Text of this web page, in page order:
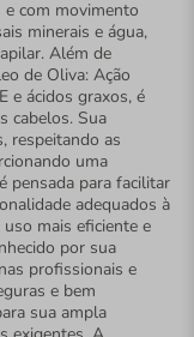
com movimento
minerais e água,
Além de
de Oliva: Ação
e ácidos graxos, é
cabelos. Sua
respeitando as
uma
pensada para facilitar
adequados à
mais eficiente e
por sua
profissionais e
e bem
sua ampla